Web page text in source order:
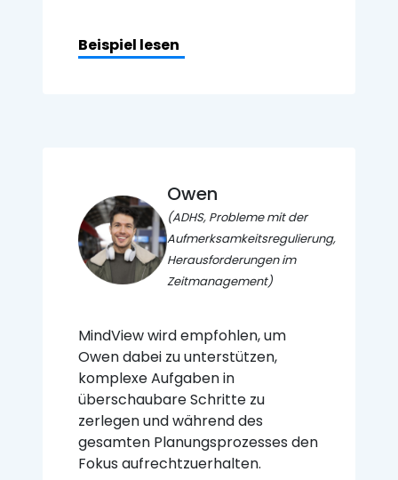
Beispiel lesen
Owen
(ADHS, Probleme mit der
Aufmerksamkeitsregulierung,
Herausforderungen im
Zeitmanagement)
MindView wird empfohlen, um
Owen dabei zu unterstützen,
komplexe Aufgaben in
überschaubare Schritte zu
zerlegen und während des
gesamten Planungsprozesses den
Fokus aufrechtzuerhalten.